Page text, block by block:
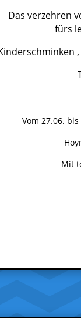
Das verzehren
fürs
Vom 27.06.
Mit